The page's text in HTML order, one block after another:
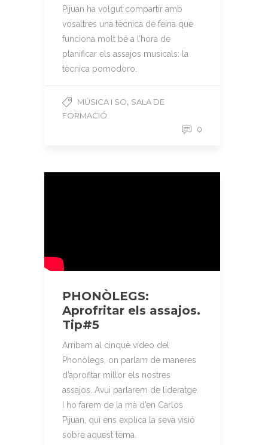
Pijuan ha volgut compartir amb
vosaltres una tècnica de feina que
funciona molt bé a l’hora de
planificar els assajos musicals: la
tècnica pomodoro.
MÚSICA I SO, SALA DE
FORMACIÓ
0
PHONÒLEGS:
Aprofritar els assajos.
Tip#5
Arribam al cinquè vídeo del
Phonòlegs, on parlam de maneres
d’aprofitar millor els nostres
assajos. Avui parlarem de lideratge.
I ho farem de la mà d’en Carlos
Pijuan, qui ens explica la seva visió
sobre aquest tema.